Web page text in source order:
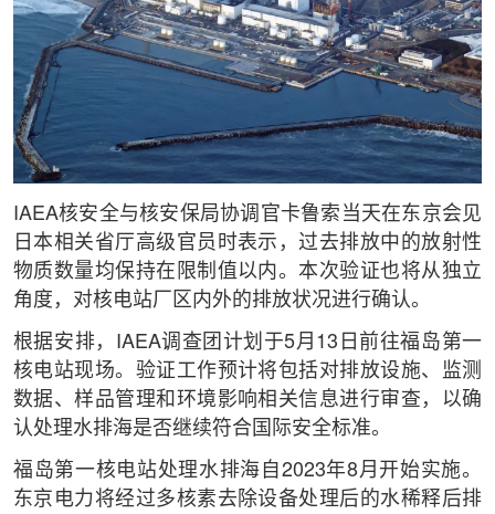
IAEA核安全与核安保局协调官卡鲁索当天在东京会见
日本相关省厅高级官员时表示，过去排放中的放射性
物质数量均保持在限制值以内。本次验证也将从独立
角度，对核电站厂区内外的排放状况进行确认。
根据安排，IAEA调查团计划于5月13日前往福岛第一
核电站现场。验证工作预计将包括对排放设施、监测
数据、样品管理和环境影响相关信息进行审查，以确
认处理水排海是否继续符合国际安全标准。
福岛第一核电站处理水排海自2023年8月开始实施。
东京电力将经过多核素去除设备处理后的水稀释后排